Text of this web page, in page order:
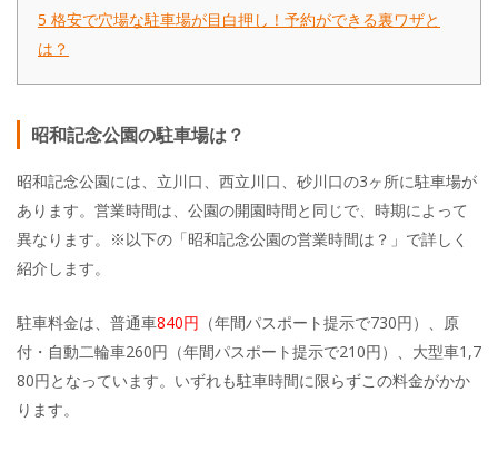
5 格安で穴場な駐車場が目白押し！予約ができる裏ワザと
は？
昭和記念公園の駐車場は？
昭和記念公園には、立川口、西立川口、砂川口の3ヶ所に駐車場が
あります。営業時間は、公園の開園時間と同じで、時期によって
異なります。※以下の「昭和記念公園の営業時間は？」で詳しく
紹介します。
駐車料金は、普通車840円 （年間パスポート提示で730円）、原
付・自動二輪車260円（年間パスポート提示で210円）、大型車1,7
80円となっています。いずれも駐車時間に限らずこの料金がかか
ります。